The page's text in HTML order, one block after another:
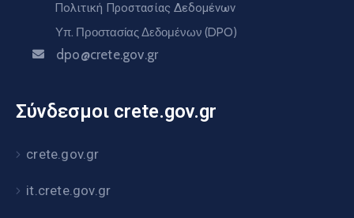
Πολιτική Προστασίας Δεδομένων
Υπ. Προστασίας Δεδομένων (DPO)
dpo@crete.gov.gr
Σύνδεσμοι crete.gov.gr
crete.gov.gr
it.crete.gov.gr